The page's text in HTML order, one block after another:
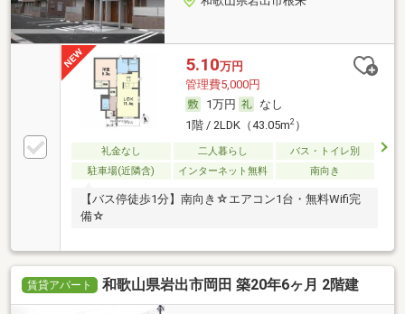
5.10万円
管理費5,000円
1万円
なし
1階 / 2LDK（43.05m2）
礼金なし 二人暮らし
バス・トイレ別
駐車場(近隣含)
インターネット無料 南向き
【バス停徒歩1分】南向き☆エアコン1台・無料Wifi完
備☆
賃貸アパート 和歌山県岩出市岡田 築20年6ヶ月 2階建